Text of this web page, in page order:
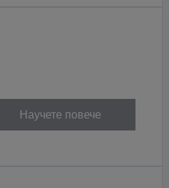
Научете повече